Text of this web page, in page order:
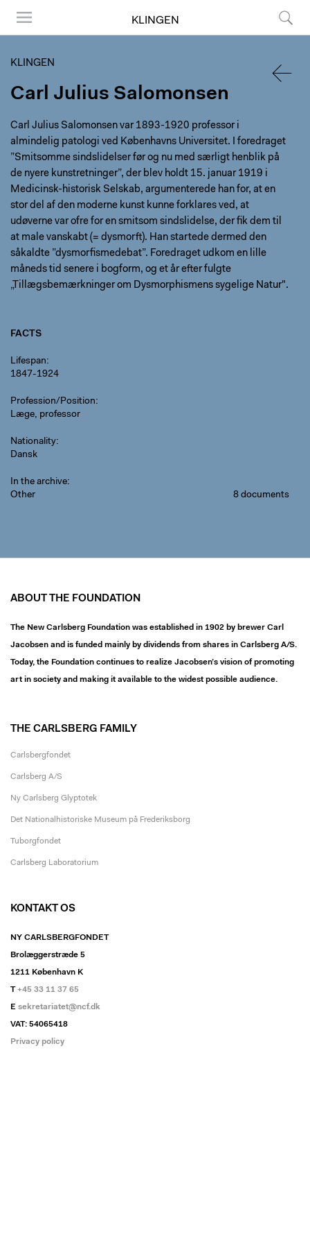
KLINGEN
KLINGEN
Carl Julius Salomonsen
Carl Julius Salomonsen var 1893-1920 professor i
almindelig patologi ved Københavns Universitet. I foredraget
”Smitsomme sindslidelser før og nu med særligt henblik på
de nyere kunstretninger”, der blev holdt 15. januar 1919 i
Medicinsk-historisk Selskab, argumenterede han for, at en
stor del af den moderne kunst kunne forklares ved, at
udøverne var ofre for en smitsom sindslidelse, der fik dem til
at male vanskabt (= dysmorft). Han startede dermed den
såkaldte ”dysmorfismedebat”. Foredraget udkom en lille
måneds tid senere i bogform, og et år efter fulgte
„Tillægsbemærkninger om Dysmorphismens sygelige Natur".
FACTS
Lifespan
1847-1924
Profession/Position
Læge, professor
Nationality
Dansk
In the archive
Other
8 documents
ABOUT THE FOUNDATION
The New Carlsberg Foundation was established in 1902 by brewer Carl
Jacobsen and is funded mainly by dividends from shares in Carlsberg A/S.
Today, the Foundation continues to realize Jacobsen’s vision of promoting
art in society and making it available to the widest possible audience.
THE CARLSBERG FAMILY
Carlsbergfondet
Carlsberg A/S
Ny Carlsberg Glyptotek
Det Nationalhistoriske Museum på Frederiksborg
Tuborgfondet
Carlsberg Laboratorium
KONTAKT OS
NY CARLSBERGFONDET
Brolæggerstræde 5
1211 København K
T+45 33 11 37 65
E sekretariatet@ncf.dk
VAT: 54065418
Privacy policy